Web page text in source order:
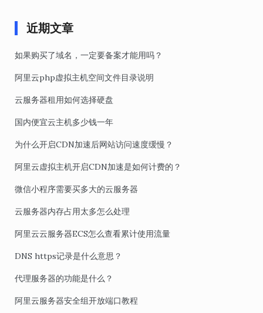
近期文章
如果购买了域名，一定要备案才能用吗？
阿里云php虚拟主机空间文件目录说明
云服务器租用如何选择硬盘
国内便宜云主机多少钱一年
为什么开启CDN加速后网站访问速度缓慢？
阿里云虚拟主机开启CDN加速是如何计费的？
微信小程序需要买多大的云服务器
云服务器内存占用太多怎么处理
阿里云云服务器ECS怎么查看累计使用流量
DNS https记录是什么意思？
代理服务器的功能是什么？
阿里云服务器安全组开放端口教程